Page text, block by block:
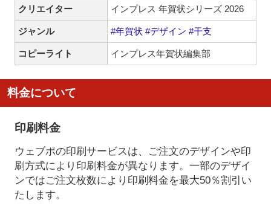
クリエイター インプレス 年賀状シリーズ 2026
ジャンル #年賀状 #デザイン #干支
コピーライト インプレス年賀状編集部
料金について
印刷料金
ウェブポの印刷サービスは、ご注文のデザインや印
刷方式により印刷料金が異なります。一部のデザイ
ンではご注文枚数により印刷料金を最大50％割引い
たします。